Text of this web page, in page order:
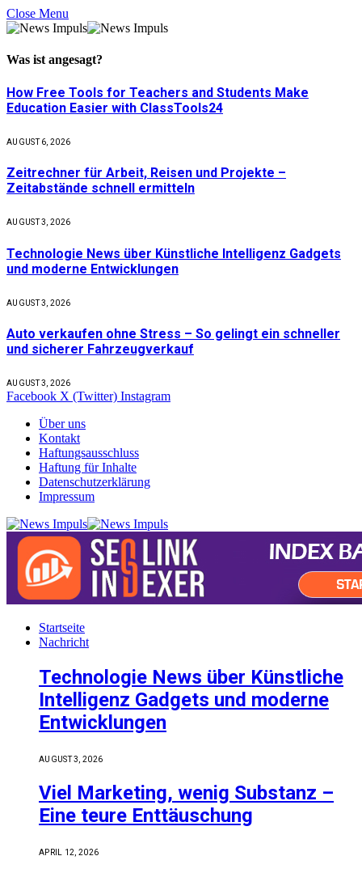
Close Menu
Was ist angesagt?
How Free Tools for Teachers and Students Make
Education Easier with ClassTools24
AUGUST 6, 2026
Zeitrechner für Arbeit, Reisen und Projekte –
Zeitabstände schnell ermitteln
AUGUST 3, 2026
Technologie News über Künstliche Intelligenz Gadgets
und moderne Entwicklungen
AUGUST 3, 2026
Auto verkaufen ohne Stress – So gelingt ein schneller
und sicherer Fahrzeugverkauf
AUGUST 3, 2026
Facebook X (Twitter) Instagram
Über uns
Kontakt
Haftungsausschluss
Haftung für Inhalte
Datenschutzerklärung
Impressum
Startseite
Nachricht
Technologie News über Künstliche
Intelligenz Gadgets und moderne
Entwicklungen
AUGUST 3, 2026
Viel Marketing, wenig Substanz –
Eine teure Enttäuschung
APRIL 12, 2026